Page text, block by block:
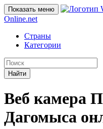
Показать меню
Online.net
Страны
Категории
Найти
Веб камера
Дагомыса